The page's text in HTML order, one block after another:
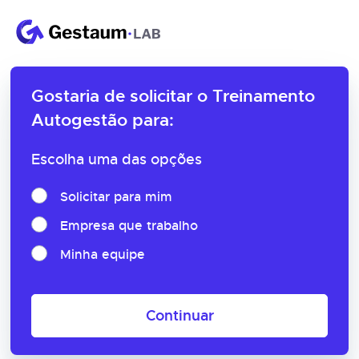
Gostaria de solicitar o Treinamento
Autogestão para:
Escolha uma das opções
Solicitar para mim
Empresa que trabalho
Minha equipe
Continuar